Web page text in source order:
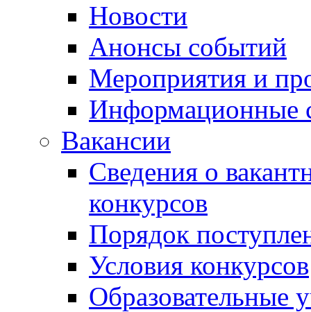
Новости
Анонсы событий
Мероприятия и
Информационные
Вакансии
Сведения о
конкурсов
Порядок
Условия конкурсов
Образовательные